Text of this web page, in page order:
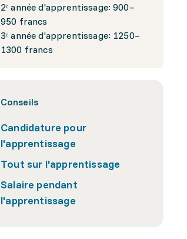
2ᵉ année d'apprentissage: 900–
950 francs
3ᵉ année d'apprentissage: 1250–
1300 francs
Conseils
Candidature pour
l'apprentissage
Tout sur l'apprentissage
Salaire pendant
l'apprentissage